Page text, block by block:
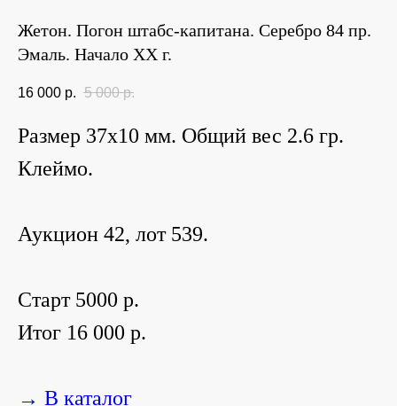
Жетон. Погон штабс-капитана. Серебро 84 пр.
Эмаль. Начало ХХ г.
16 000 р. 5 000 р.
Размер 37х10 мм. Общий вес 2.6 гр.
Клеймо.
Аукцион 42, лот 539.
Старт 5000 р.
Итог 16 000 р.
→ В каталог